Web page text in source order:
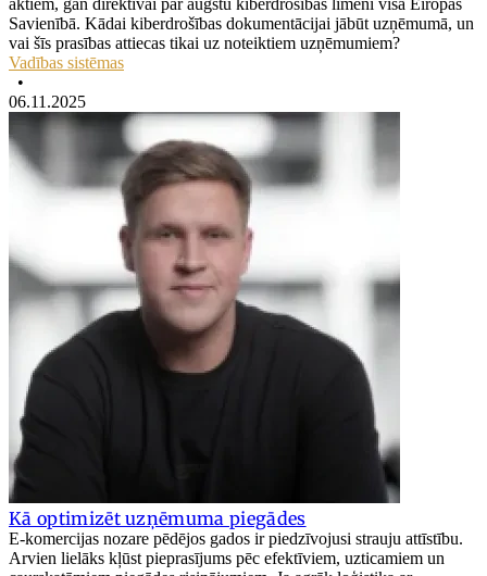
Savienībā. Kādai kiberdrošības dokumentācijai jābūt uzņēmumā, un
vai šīs prasības attiecas tikai uz noteiktiem uzņēmumiem?
Vadības sistēmas
•
06.11.2025
Kā optimizēt uzņēmuma piegādes
E-komercijas nozare pēdējos gados ir piedzīvojusi strauju attīstību.
Arvien lielāks kļūst pieprasījums pēc efektīviem, uzticamiem un